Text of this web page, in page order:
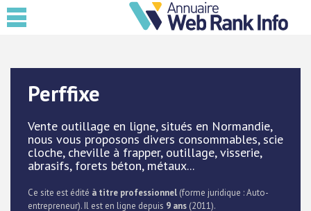
Perffixe
Vente outillage en ligne, situés en Normandie,
nous vous proposons divers consommables, scie
cloche, cheville à frapper, outillage, visserie,
abrasifs, forets béton, métaux...
Ce site est édité à titre professionnel (forme juridique : Auto-
entrepreneur). Il est en ligne depuis 9 ans (2011).